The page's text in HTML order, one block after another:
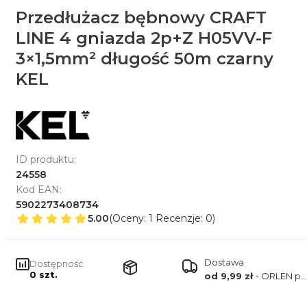
Przedłużacz bębnowy CRAFT
LINE 4 gniazda 2p+Z H05VV-F
3×1,5mm² długość 50m czarny
KEL
ID produktu:
24558
Kod EAN:
5902273408734
5.00(Oceny: 1 Recenzje: 0)
Dostępność:
0 szt.
Dostawa
od 9,99 zł- ORLEN paczka